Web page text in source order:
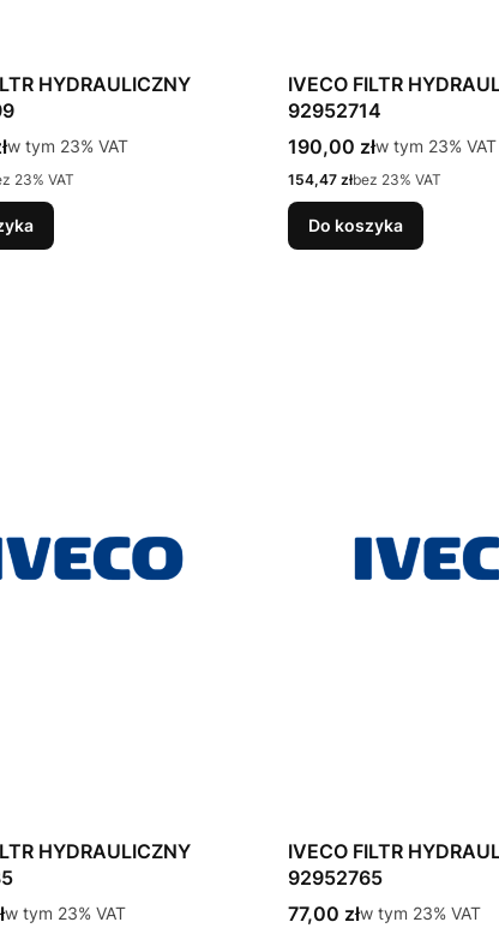
HYDRAULICZNY
w tym %s VAT
w tym 23% VAT
23% VAT
IVECO FILTR
92952714
Cena brutto
190,00 złw tym %s VAT
w tym 23% VAT
Cena netto
154,47 złbez 23% VAT
Do koszyka
HYDRAULICZNY
w tym %s VAT
w tym 23% VAT
IVECO FILTR
92952765
Cena brutto
77,00 złw tym %s VAT
w tym 23% VAT